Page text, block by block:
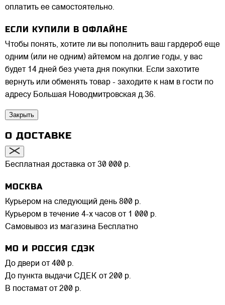
оплатить ее самостоятельно.
ЕСЛИ КУПИЛИ В ОФЛАЙНЕ
Чтобы понять, хотите ли вы пополнить ваш гардероб еще
одним (или не одним) айтемом на долгие годы, у вас
будет 14 дней без учета дня покупки. Если захотите
вернуть или обменять товар - заходите к нам в гости по
адресу Большая Новодмитровская д.36.
Закрыть
О ДОСТАВКЕ
Бесплатная доставка от 30 000 р.
МОСКВА
Курьером на следующий день 800 р.
Курьером в течение 4-х часов от 1 000 р.
Самовывоз из магазина Бесплатно
МО И РОССИЯ СДЭК
До двери от 400 р.
До пункта выдачи СДЕК от 200 р.
В постамат от 200 р.